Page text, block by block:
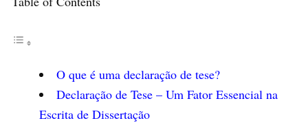
O que é uma declaração de tese?
Declaração de Tese – Um Fator Essencial na
Escrita de Dissertação